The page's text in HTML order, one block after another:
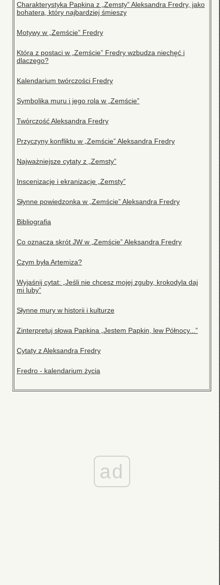
Charakterystyka Papkina z „Zemsty” Aleksandra Fredry, jako
bohatera, który najbardziej śmieszy
Motywy w „Zemście” Fredry
Która z postaci w „Zemście” Fredry wzbudza niechęć i
dlaczego?
Kalendarium twórczości Fredry
Symbolika muru i jego rola w „Zemście”
Twórczość Aleksandra Fredry
Przyczyny konfliktu w „Zemście” Aleksandra Fredry
Najważniejsze cytaty z „Zemsty”
Inscenizacje i ekranizacje „Zemsty”
Słynne powiedzonka w „Zemście” Aleksandra Fredry
Bibliografia
Co oznacza skrót JW w „Zemście” Aleksandra Fredry
Czym była Artemiza?
Wyjaśnij cytat: „Jeśli nie chcesz mojej zguby, krokodyla daj
mi luby”
Słynne mury w historii i kulturze
Zinterpretuj słowa Papkina „Jestem Papkin, lew Północy...”
Cytaty z Aleksandra Fredry
Fredro - kalendarium życia
ad